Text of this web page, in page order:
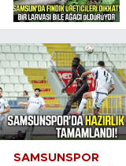
SAMSUNSPOR